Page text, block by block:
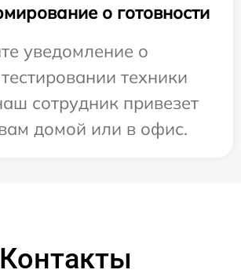
о готовности
уведомление о
техники
сотрудник привезет
домой или в офис.
Контакты